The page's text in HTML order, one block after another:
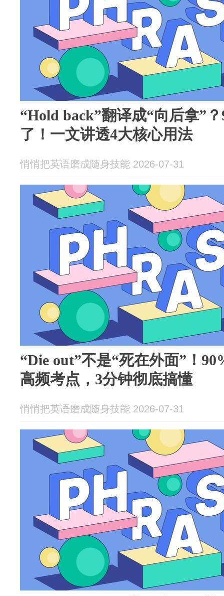
“Hold back”翻译成“向后拿”
了！一文讲透4大核心用法
悄悄把英语磨成随身技能 2026-07-31
“Die out”不是“死在外面”！
高频考点，3分钟彻底搞懂
悄悄把英语磨成随身技能 2026-07-31